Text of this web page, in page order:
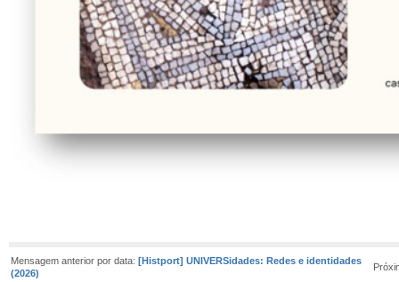
Mensagem anterior por data: [Histport] UNIVERSidades: Redes e identidades
(2026)